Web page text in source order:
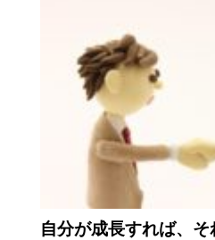
自分が成長すれば、そ